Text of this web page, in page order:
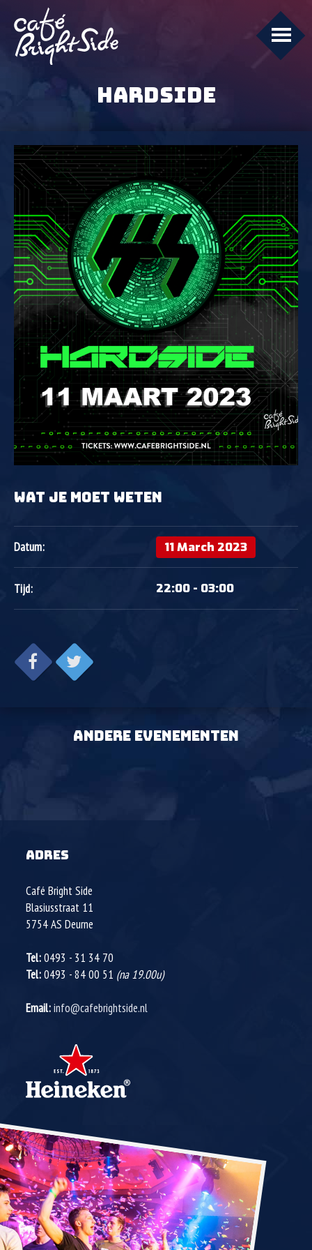
HARDSIDE
WAT JE MOET WETEN
Datum: 11 March 2023
Tijd: 22:00 - 03:00
ANDERE EVENEMENTEN
ADRES
Café Bright Side
Blasiusstraat 11
5754 ASDeurne
Tel:0493 - 31 34 70
Tel:0493 - 84 00 51 (na 19.00u)
Email:info@cafebrightside.nl